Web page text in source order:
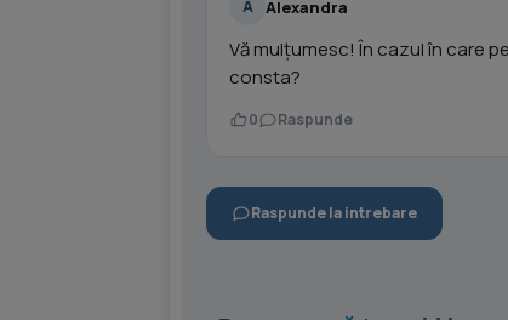
A Alexandra
Vă mulțumesc! În cazul în care
consta?
0 Raspunde
Raspunde la intrebare